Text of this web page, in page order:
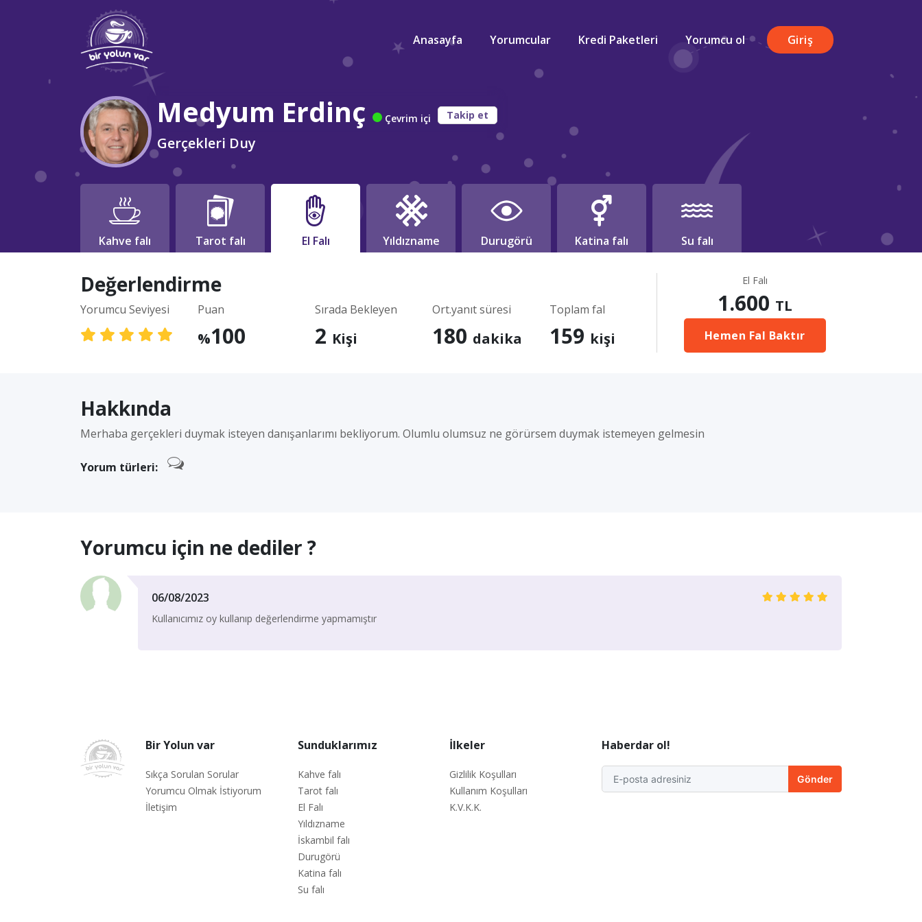
Anasayfa Yorumcular Kredi Paketleri Yorumcu ol Giriş
Medyum Erdinç Çevrim içi Takip et
Gerçekleri Duy
Kahve falı Tarot falı El Falı Yıldızname Durugörü Katina falı Su falı
Değerlendirme
Yorumcu Seviyesi Puan
%100
Sırada Bekleyen
2 Kişi
Ort.yanıt süresi
180 dakika
Toplam fal
159 kişi
El Falı
1.600 TL
Hemen Fal Baktır
Hakkında
Merhaba gerçekleri duymak isteyen danışanlarımı bekliyorum. Olumlu olumsuz ne görürsem duymak istemeyen gelmesin
Yorum türleri:
Yorumcu için ne dediler ?
06/08/2023
Kullanıcımız oy kullanıp değerlendirme yapmamıştır
Bir Yolun var
Sıkça Sorulan Sorular
Yorumcu Olmak İstiyorum
İletişim
Sunduklarımız
Kahve falı
Tarot falı
El Falı
Yıldızname
İskambil falı
Durugörü
Katina falı
Su falı
İlkeler
Gizlilik Koşulları
Kullanım Koşulları
K.V.K.K.
Haberdar ol!
Gönder